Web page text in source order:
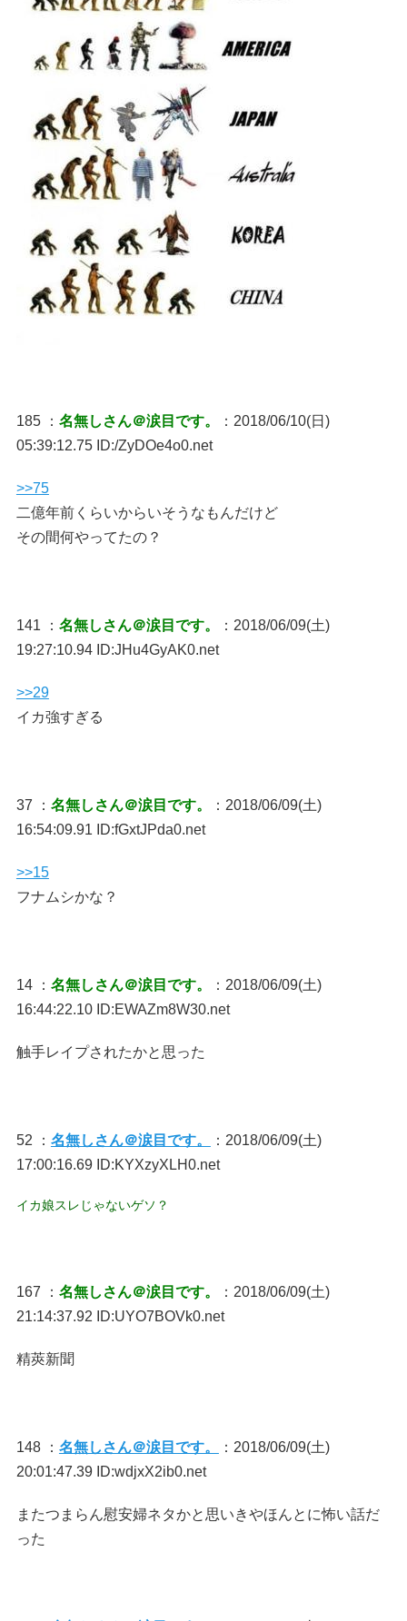
185 ： 名無しさん＠涙目です。
：2018/06/10(日)
05:39:12.75 ID:/ZyDOe4o0.net
>>75
二億年前くらいからいそうなもんだけど
その間何やってたの？
141 ： 名無しさん＠涙目です。
：2018/06/09(土)
19:27:10.94 ID:JHu4GyAK0.net
>>29
イカ強すぎる
37 ： 名無しさん＠涙目です。
：2018/06/09(土)
16:54:09.91 ID:fGxtJPda0.net
>>15
フナムシかな？
14 ： 名無しさん＠涙目です。
：2018/06/09(土)
16:44:22.10 ID:EWAZm8W30.net
触手レイプされたかと思った
52 ： 名無しさん＠涙目です。
：2018/06/09(土)
17:00:16.69 ID:KYXzyXLH0.net
イカ娘スレじゃないゲソ？
167 ： 名無しさん＠涙目です。
：2018/06/09(土)
21:14:37.92 ID:UYO7BOVk0.net
精莢新聞
148 ： 名無しさん＠涙目です。
：2018/06/09(土)
20:01:47.39 ID:wdjxX2ib0.net
またつまらん慰安婦ネタかと思いきやほんとに怖い話だ
った